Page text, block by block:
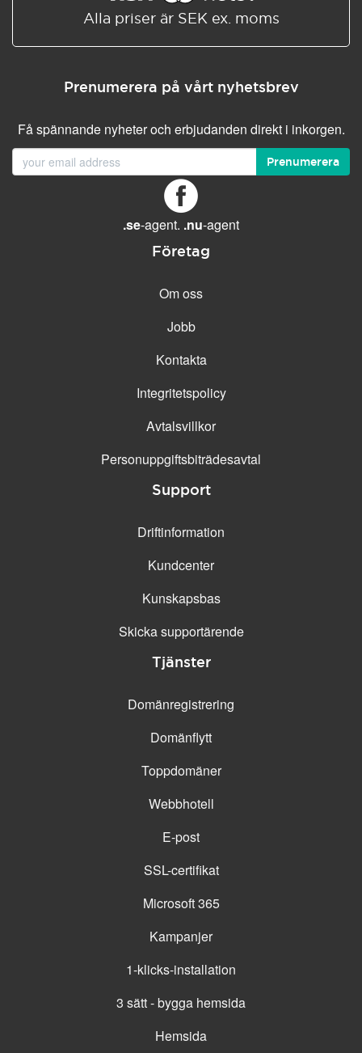
adressbok
E-postfiltrering
Autosvar
Daglig säkerhetskopiering
telefonsupport
30 dagars kostnadsfritt test
Alla priser är SEK ex. moms
Prenumerera på vårt nyhetsbrev
Få spännande nyheter och erbjudanden direkt i inkorgen.
Prenumerera
.se-agent. .nu-agent
Företag
Om oss
Jobb
Kontakta
Integritetspolicy
Avtalsvillkor
Personuppgifts­biträdesavtal
Support
Driftinformation
Kundcenter
Kunskapsbas
Skicka supportärende
Tjänster
Domänregistrering
Domänflytt
Toppdomäner
Webbhotell
E-post
SSL-certifikat
Microsoft 365
Kampanjer
1-klicks-installation
3 sätt - bygga hemsida
Hemsida